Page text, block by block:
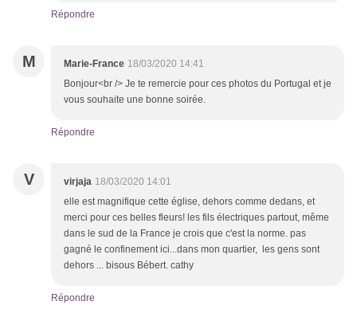
Répondre
M Marie-France 18/03/2020 14:41
Bonjour<br /> Je te remercie pour ces photos du Portugal et je
vous souhaite une bonne soirée.
Répondre
V virjaja 18/03/2020 14:01
elle est magnifique cette église, dehors comme dedans, et
merci pour ces belles fleurs! les fils électriques partout, même
dans le sud de la France je crois que c'est la norme. pas
gagné le confinement ici...dans mon quartier, les gens sont
dehors ... bisous Bébert. cathy
Répondre